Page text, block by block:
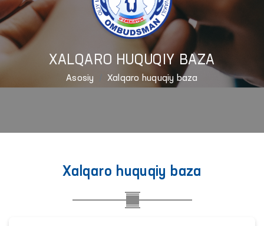
XALQARO HUQUQIY BAZA
Asosiy Xalqaro huquqiy baza
Xalqaro huquqiy baza